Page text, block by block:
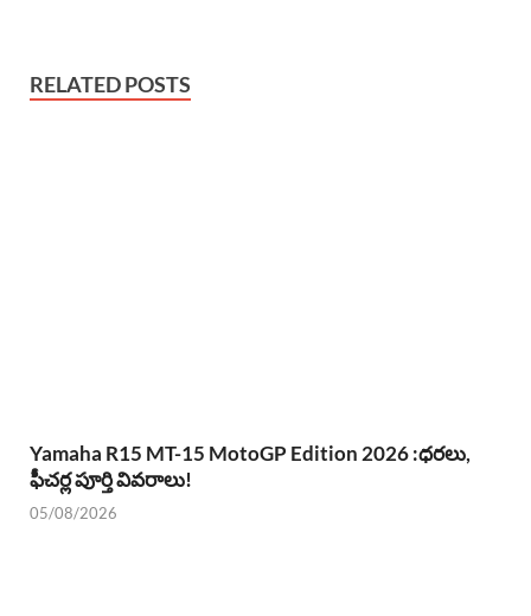
RELATED POSTS
Yamaha R15 MT-15 MotoGP Edition 2026 :ధరలు,
ఫీచర్ల పూర్తి వివరాలు!
05/08/2026